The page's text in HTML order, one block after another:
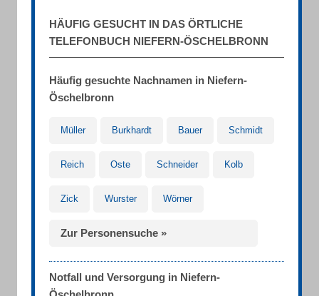
HÄUFIG GESUCHT IN DAS ÖRTLICHE
TELEFONBUCH NIEFERN-ÖSCHELBRONN
Häufig gesuchte Nachnamen in Niefern-
Öschelbronn
Müller Burkhardt Bauer Schmidt
Reich Oste Schneider Kolb
Zick Wurster Wörner
Zur Personensuche »
Notfall und Versorgung in Niefern-